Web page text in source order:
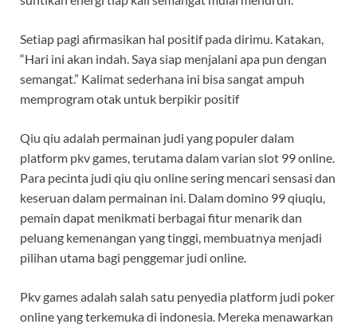
Setiap pagi afirmasikan hal positif pada dirimu. Katakan,
“Hari ini akan indah. Saya siap menjalani apa pun dengan
semangat.” Kalimat sederhana ini bisa sangat ampuh
memprogram otak untuk berpikir positif
Qiu qiu adalah permainan judi yang populer dalam
platform pkv games, terutama dalam varian slot 99 online.
Para pecinta judi qiu qiu online sering mencari sensasi dan
keseruan dalam permainan ini. Dalam domino 99 qiuqiu,
pemain dapat menikmati berbagai fitur menarik dan
peluang kemenangan yang tinggi, membuatnya menjadi
pilihan utama bagi penggemar judi online.
Pkv games adalah salah satu penyedia platform judi poker
online yang terkemuka di indonesia. Mereka menawarkan